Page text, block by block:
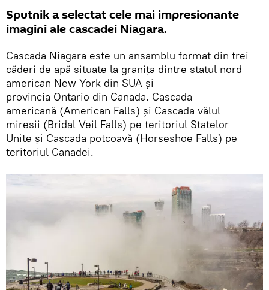
Sputnik a selectat cele mai impresionante
imagini ale cascadei Niagara.
Cascada Niagara este un ansamblu format din trei
căderi de apă situate la granița dintre statul nord
american New York din SUA și
provincia Ontario din Canada. Cascada
americană (American Falls) și Cascada vălul
miresii (Bridal Veil Falls) pe teritoriul Statelor
Unite și Cascada potcoavă (Horseshoe Falls) pe
teritoriul Canadei.